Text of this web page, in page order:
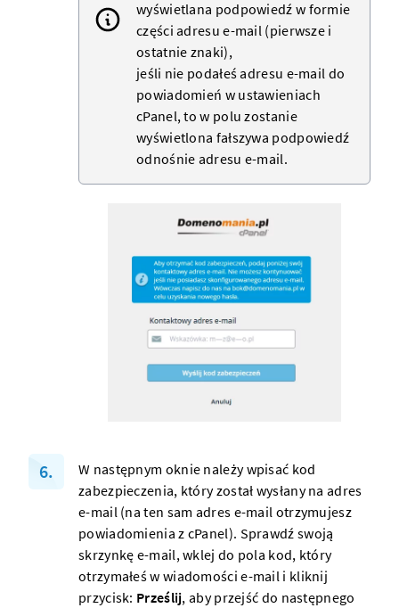
wyświetlana podpowiedź w formie
części adresu e-mail (pierwsze i
ostatnie znaki),
jeśli nie podałeś adresu e-mail do
powiadomień w ustawieniach
cPanel, to w polu zostanie
wyświetlona fałszywa podpowiedź
odnośnie adresu e-mail.
W następnym oknie należy wpisać kod
zabezpieczenia, który został wysłany na adres
e-mail (na ten sam adres e-mail otrzymujesz
powiadomienia z cPanel). Sprawdź swoją
skrzynkę e-mail, wklej do pola kod, który
otrzymałeś w wiadomości e-mail i kliknij
przycisk: Prześlij, aby przejść do następnego